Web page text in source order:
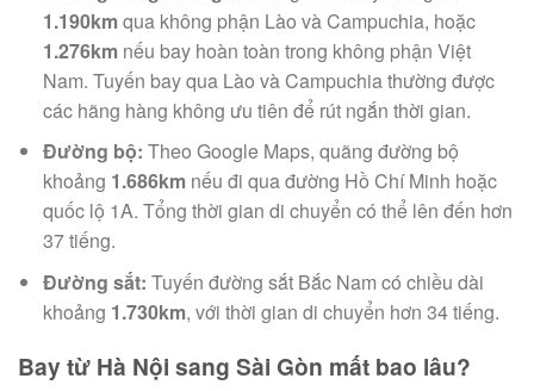
1.190kmqua không phận Lào và Campuchia, hoặc
1.276kmnếu bay hoàn toàn trong không phận Việt
Nam. Tuyến bay qua Lào và Campuchia thường được
các hãng hàng không ưu tiên để rút ngắn thời gian.
Đường bộ: Theo Google Maps, quãng đường bộ
khoảng 1.686kmnếu đi qua đường Hồ Chí Minh hoặc
quốc lộ 1A. Tổng thời gian di chuyển có thể lên đến hơn
37 tiếng.
Đường sắt: Tuyến đường sắt Bắc Nam có chiều dài
khoảng 1.730km, với thời gian di chuyển hơn 34 tiếng.
Bay từ Hà Nội sang Sài Gòn mất bao lâu?